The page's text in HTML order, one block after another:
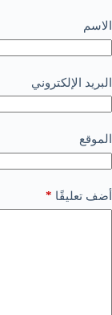
الاسم
البريد الإلكتروني
الموقع
أضف تعليقًا *